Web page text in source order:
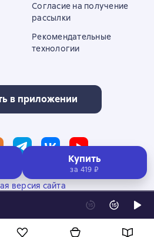
Купить
за 419 ₽
Согласие на получение
рассылки
Рекомендательные
технологии
в приложении
версия сайта
«Литрес»